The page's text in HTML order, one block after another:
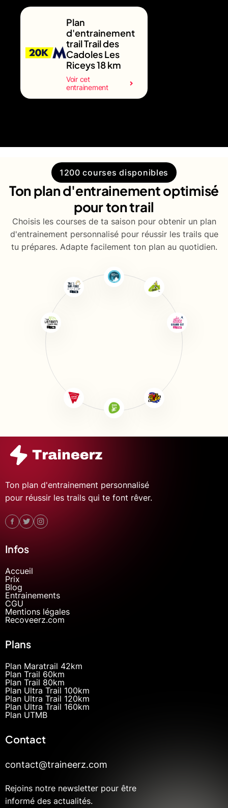
Plan
d'entrainement
trail Trail des
Cadoles Les
Riceys 18 km
Voir cet
entrainement
1200 courses disponibles
Ton plan d'entrainement optimisé
pour ton trail
Choisis les courses de ta saison pour obtenir un plan
d'entrainement personnalisé pour réussir les trails que
tu prépares. Adapte facilement ton plan au quotidien.
Ton plan d'entrainement personnalisé
pour réussir les trails qui te font rêver.
Infos
Accueil
Prix
Blog
Entrainements
CGU
Mentions légales
Recoveerz.com
Plans
Plan Maratrail 42km
Plan Trail 60km
Plan Trail 80km
Plan Ultra Trail 100km
Plan Ultra Trail 120km
Plan Ultra Trail 160km
Plan UTMB
Contact
contact@traineerz.com
Rejoins notre newsletter pour être
informé des actualités.